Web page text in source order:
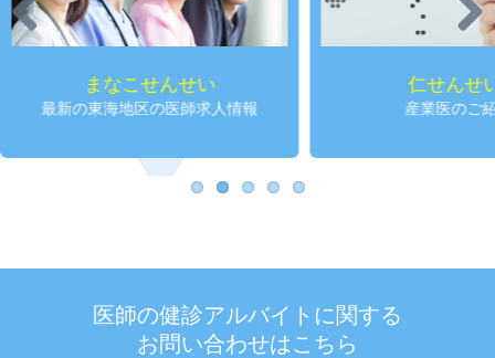
まなこせんせい
最新の東海地区の医師求人情報
仁せんせ
産業医のご
Previous Next
医師の健診アルバイトに関する
お問い合わせはこちら